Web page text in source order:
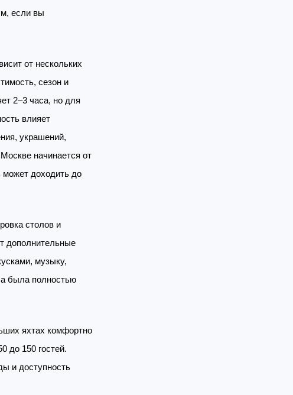
если вы
от нескольких
сезон и
2–3 часа, но для
влияет
украшений,
начинается от
может доходить до
столов и
дополнительные
музыку,
была полностью
яхтах комфортно
до 150 гостей.
и доступность